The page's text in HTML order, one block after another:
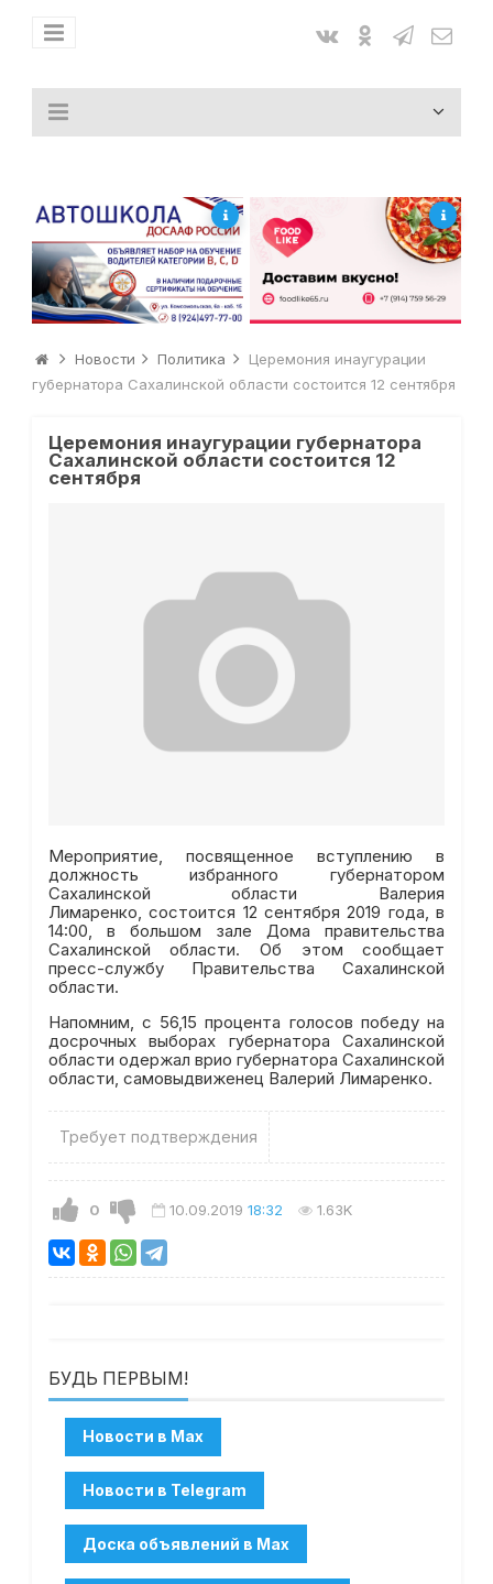
Новости Политика
Церемония инаугурации
губернатора Сахалинской области состоится 12 сентября
Церемония инаугурации губернатора
Сахалинской области состоится 12
сентября
Мероприятие, посвященное вступлению в
должность избранного губернатором
Сахалинской области Валерия
Лимаренко, состоится 12 сентября 2019 года, в
14:00, в большом зале Дома правительства
Сахалинской области. Об этом сообщает
пресс-службу Правительства Сахалинской
области.
Напомним, с 56,15 процента голосов победу на
досрочных выборах губернатора Сахалинской
области одержал врио губернатора Сахалинской
области, самовыдвиженец Валерий Лимаренко.
Требует подтверждения
0 10.09.2019 18:32 1.63K
БУДЬ ПЕРВЫМ!